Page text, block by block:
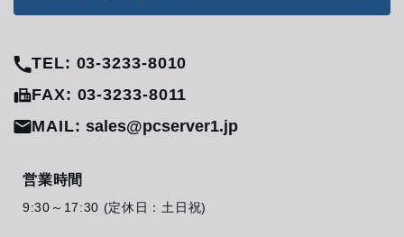
TEL: 03-3233-8010
FAX: 03-3233-8011
MAIL:sales@pcserver1.jp
営業時間
9:30～17:30 (定休日：土日祝)